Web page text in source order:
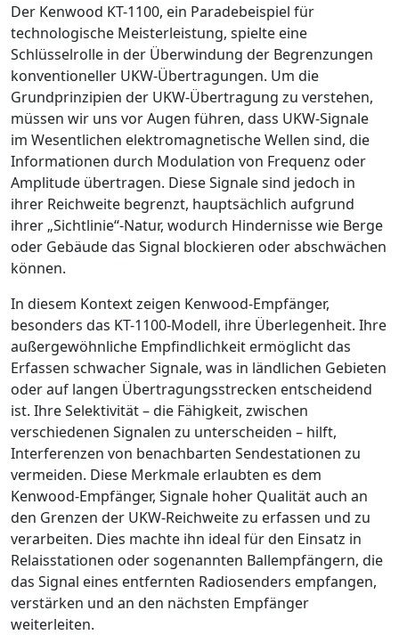
Der Kenwood KT-1100, ein Paradebeispiel für
technologische Meisterleistung, spielte eine
Schlüsselrolle in der Überwindung der Begrenzungen
konventioneller UKW-Übertragungen. Um die
Grundprinzipien der UKW-Übertragung zu verstehen,
müssen wir uns vor Augen führen, dass UKW-Signale
im Wesentlichen elektromagnetische Wellen sind, die
Informationen durch Modulation von Frequenz oder
Amplitude übertragen. Diese Signale sind jedoch in
ihrer Reichweite begrenzt, hauptsächlich aufgrund
ihrer „Sichtlinie“-Natur, wodurch Hindernisse wie Berge
oder Gebäude das Signal blockieren oder abschwächen
können.
In diesem Kontext zeigen Kenwood-Empfänger,
besonders das KT-1100-Modell, ihre Überlegenheit. Ihre
außergewöhnliche Empfindlichkeit ermöglicht das
Erfassen schwacher Signale, was in ländlichen Gebieten
oder auf langen Übertragungsstrecken entscheidend
ist. Ihre Selektivität – die Fähigkeit, zwischen
verschiedenen Signalen zu unterscheiden – hilft,
Interferenzen von benachbarten Sendestationen zu
vermeiden. Diese Merkmale erlaubten es dem
Kenwood-Empfänger, Signale hoher Qualität auch an
den Grenzen der UKW-Reichweite zu erfassen und zu
verarbeiten. Dies machte ihn ideal für den Einsatz in
Relaisstationen oder sogenannten Ballempfängern, die
das Signal eines entfernten Radiosenders empfangen,
verstärken und an den nächsten Empfänger
weiterleiten.